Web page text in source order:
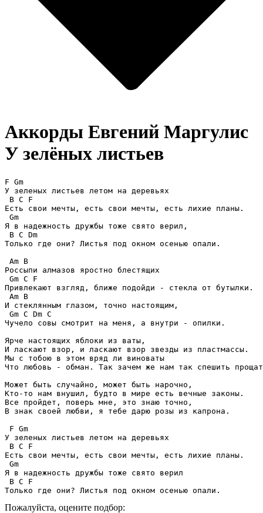
Аккорды Евгений Маргулис
У зелёных листьев
F Gm
У зеленых листьев летом на деревьях
B C F
Есть свои мечты, есть свои мечты, есть лихие планы.
Gm
Я в надежность дружбы тоже свято верил,
B C Dm
Только где они? Листья под окном осенью опали.
Am B
Россыпи алмазов яростно блестящих
Gm C F
Привлекают взгляд, ближе подойди - стекла от бутылки.
Am B
И стеклянным глазом, точно настоящим,
Gm C Dm C
Чучело совы смотрит на меня, а внутри - опилки.
Ярче настоящих яблоки из ваты,
И ласкают взор, и ласкают взор звезды из пластмассы.
Мы с тобою в этом вряд ли виноваты
Что любовь - обман. Так зачем же нам так спешить
Может быть случайно, может быть нарочно,
Кто-то нам внушил, будто в мире есть вечные законы.
Все пройдет, поверь мне, это знаю точно,
В знак своей любви, я тебе дарю розы из капрона.
F Gm
У зеленых листьев летом на деревьях
B C F
Есть свои мечты, есть свои мечты, есть лихие планы.
Gm
Я в надежность дружбы тоже свято верил
B C F
Только где они? Листья под окном осенью опали.
Пожалуйста, оцените подбор: